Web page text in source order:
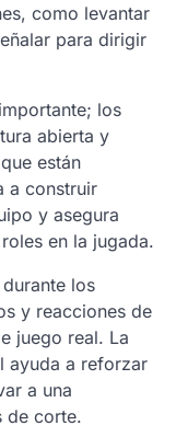
como levantar
para dirigir
los
abierta y
están
a construir
y asegura
en la jugada.
los
y reacciones de
juego real. La
ayuda a reforzar
a una
de corte.